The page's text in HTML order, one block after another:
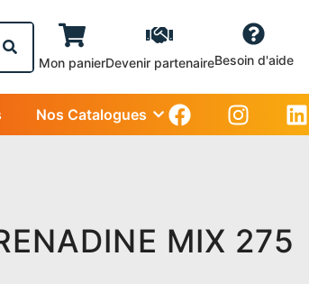
Mon panierDevenir partenaireBesoin d'aide
Nos Catalogues
MIX 275